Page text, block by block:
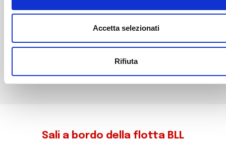
Accetta selezionati
Rifiuta
Sali a bordo della flotta BLL